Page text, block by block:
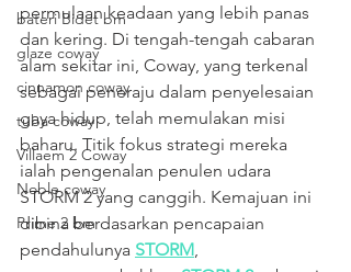
bateri Bidet bm
glaze coway
cinnamon coway
tuba coway
Villaem 2 Coway
Noble coway
Prime 2 bm
permulaan keadaan yang lebih panas
dan kering. Di tengah-tengah cabaran
alam sekitar ini, Coway, yang terkenal
sebagai peneraju dalam penyelesaian
gaya hidup, telah memulakan misi
baharu. Titik fokus strategi mereka
ialah pengenalan penulen udara
STORM 2 yang canggih. Kemajuan ini
dibina berdasarkan pencapaian
pendahulunya STORM